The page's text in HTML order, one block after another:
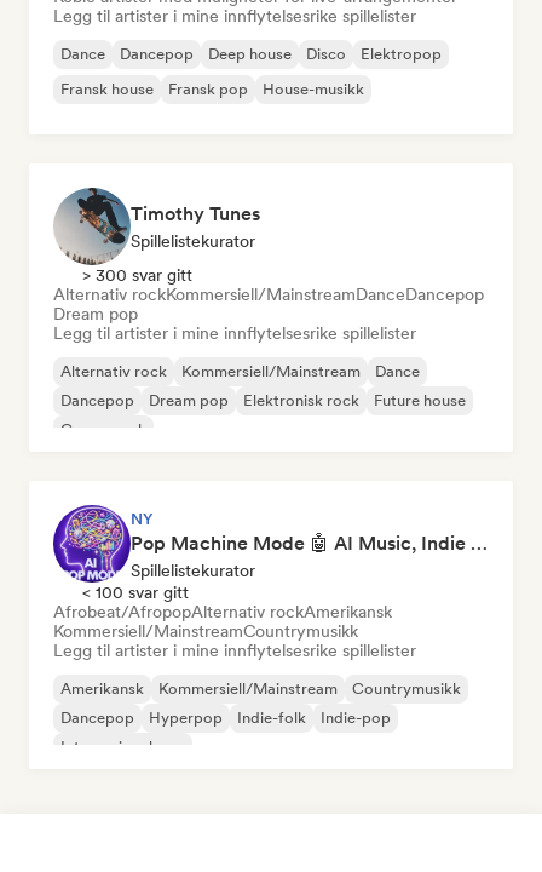
Legg til artister i mine innflytelsesrike spillelister
Dance Dancepop Deep house Disco
Elektropop
Fransk house
Fransk pop House-musikk
Timothy Tunes
Spillelistekurator
> 300 svar gitt
Alternativ rockKommersiell/MainstreamDanceDancepop
Dream pop
Legg til artister i mine innflytelsesrike spillelister
Alternativ rock Kommersiell/Mainstream
Dance
Dancepop
Dream pop Elektronisk rock
Future house
Garagerock
NY
Pop Machine Mode 🤖 AI Music, Indie Pop & Dream Pop
Spillelistekurator
< 100 svar gitt
Afrobeat/AfropopAlternativ rockAmerikansk
Kommersiell/MainstreamCountrymusikk
Legg til artister i mine innflytelsesrike spillelister
Amerikansk Kommersiell/Mainstream
Countrymusikk
Dancepop
Hyperpop Indie-folk
Indie-pop
Internasjonal pop